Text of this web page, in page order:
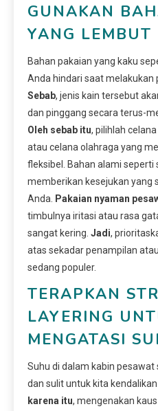
GUNAKAN
YANG
Bahan pakaian yang kaku
Anda hindari saat melakukan
Sebab, jenis kain tersebut
dan pinggang secara terus-
Oleh sebab itu, pilihlah
atau celana olahraga yang
fleksibel. Bahan alami
memberikan kesejukan yang
Anda.
Pakaian nyaman
timbulnya iritasi atau rasa
sangat kering. Jadi,
atas sekadar penampilan
sedang populer.
TERAPKAN
LAYERING
MENGATASI
Suhu di dalam kabin
dan sulit untuk kita kendalikan
karena itu, mengenakan